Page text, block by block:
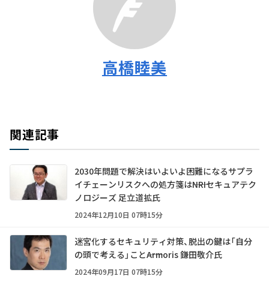
高橋睦美
関連記事
2030年問題で解決はいよいよ困難になるサプラ
イチェーンリスクへの処方箋は――NRIセキュアテク
ノロジーズ 足立道拡氏
2024年12月10日 07時15分
迷宮化するセキュリティ対策、脱出の鍵は「自分
の頭で考える」こと――Armoris 鎌田敬介氏
2024年09月17日 07時15分